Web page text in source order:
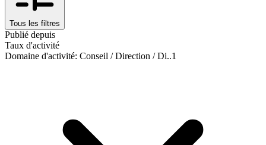
Tous les filtres
Publié depuis
Taux d'activité
Domaine d'activité: Conseil / Direction / Di..1